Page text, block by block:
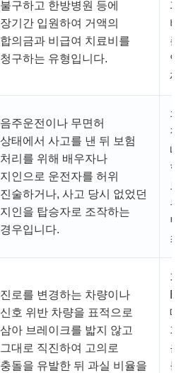
불구하고 한방병원 등에
장기간 입원하여 거액의
합의금과 비급여 치료비를
청구하는 유형입니다.
과
바
존
입
깨
음주운전이나 무면허
상태에서 사고를 낸 뒤 보험
처리를 위해 배우자나
지인으로 운전자를 허위
진술하거나, 사고 당시 없었던
지인을 탑승자로 조작하는
경우입니다.
휴
정
내
혐
부
반
최
진로를 변경하는 차량이나
신호 위반 차량을 표적으로
삼아 브레이크를 밟지 않고
그대로 직진하여 고의로
충돌을 유발한 뒤 과실 비율을
가
데
기
운
불